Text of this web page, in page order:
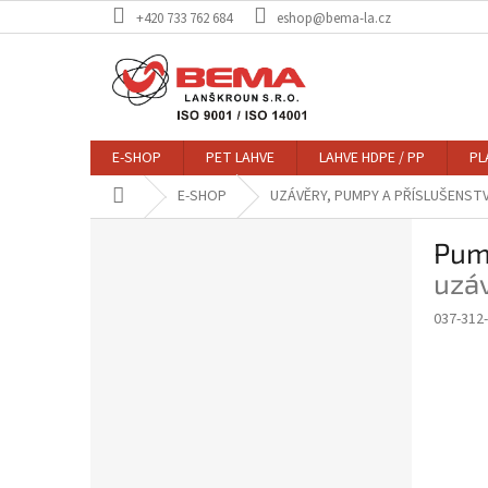
na
+420 733 762 684 eshop@bema-la.cz
E-SHOP PET LAHVE LAHVE HDPE / PP
Domů E-SHOP UZÁVĚRY, PUMPY A
037-